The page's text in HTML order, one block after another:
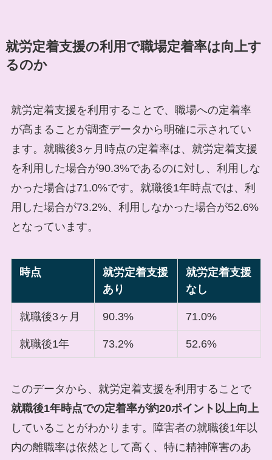
就労定着支援の利用で職場定着率は向上す
るのか
就労定着支援を利用することで、職場への定着率
が高まることが調査データから明確に示されてい
ます。就職後3ヶ月時点の定着率は、就労定着支援
を利用した場合が90.3%であるのに対し、利用しな
かった場合は71.0%です。就職後1年時点では、利
用した場合が73.2%、利用しなかった場合が52.6%
となっています。
時点
就労定着支援
あり
就労定着支援
なし
就職後3ヶ月 90.3% 71.0%
就職後1年 73.2% 52.6%
このデータから、就労定着支援を利用することで
就職後1年時点での定着率が約20ポイント以上向上
していることがわかります。障害者の就職後1年以
内の離職率は依然として高く、特に精神障害のあ